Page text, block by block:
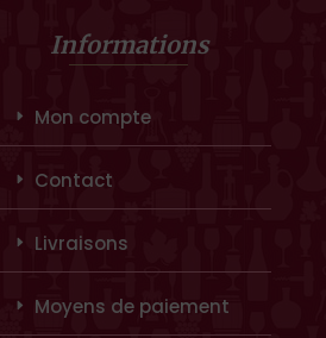
Informations
Mon compte
Contact
Livraisons
Moyens de paiement